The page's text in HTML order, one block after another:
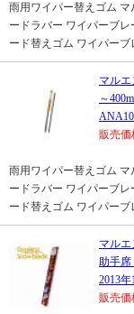
雨用ワイパー替えゴム マ
ードラバー ワイパーブ
ード替えゴム ワイパーブ
マル
～
販売価
雨用ワイパー替えゴム マ
ードラバー ワイパーブ
ード替えゴム ワイパーブ
マルエ
助手席
2013年
販売価